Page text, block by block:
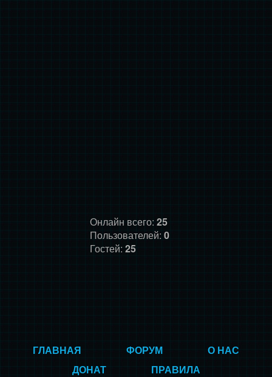
Онлайн всего: 25
Пользователей: 0
Гостей: 25
ГЛАВНАЯ ФОРУМ
О НАС
ДОНАТ
ПРАВИЛА